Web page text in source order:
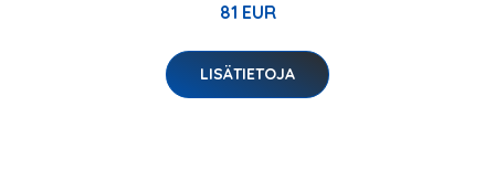
81 EUR
LISÄTIETOJA